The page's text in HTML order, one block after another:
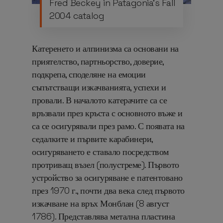
Fred Beckey in Patagonia’s Fall
2004 catalog
Катеренето и алпинизма са основани на
приятелство, партньорство, доверие,
подкрепа, споделяне на емоции
съпътстващи изкачванията, успехи и
провали. В началото катерачите са се
връзвали през кръста с основното въже и
са се осигурявали през рамо. С появата на
седалките и първите карабинери,
осигуряването е ставало посредством
протриващ възел (полустреме). Първото
устройство за осигуряване е патентовано
през 1970 г., почти два века след първото
изкачване на връх Монблан (8 август
1786). Представлява метална пластина